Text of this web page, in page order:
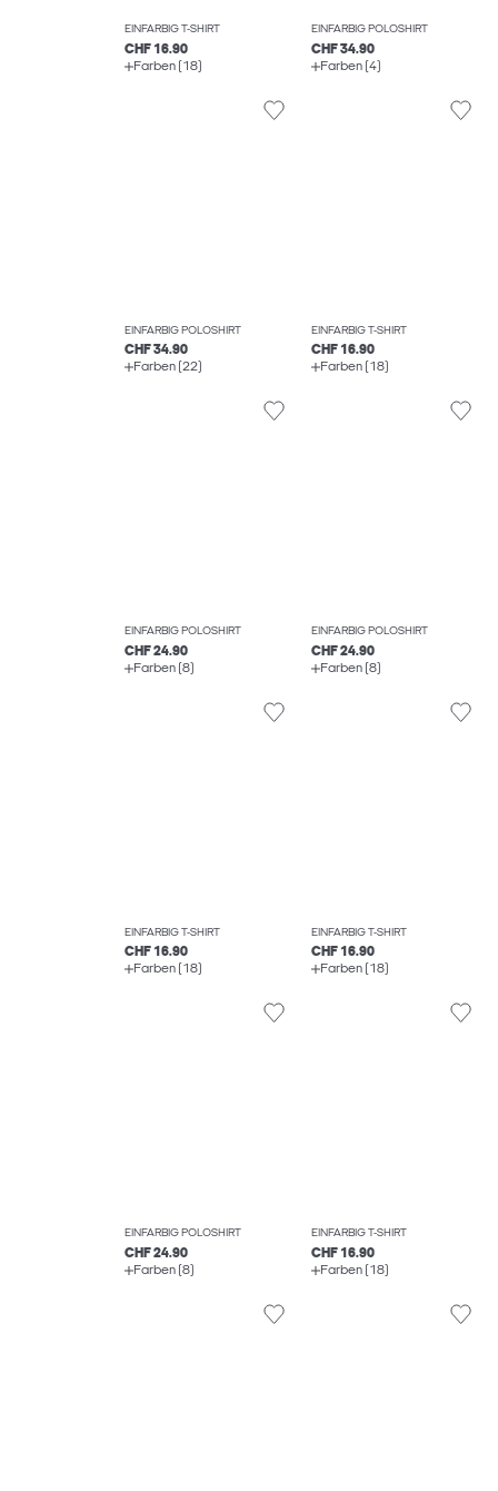
EINFARBIG T-SHIRT
CHF 16.90
Farben (18)
EINFARBIG POLOSHIRT
CHF 34.90
Farben (4)
EINFARBIG POLOSHIRT
CHF 34.90
Farben (22)
EINFARBIG T-SHIRT
CHF 16.90
Farben (18)
EINFARBIG POLOSHIRT
CHF 24.90
Farben (8)
EINFARBIG POLOSHIRT
CHF 24.90
Farben (8)
EINFARBIG T-SHIRT
CHF 16.90
Farben (18)
EINFARBIG T-SHIRT
CHF 16.90
Farben (18)
EINFARBIG POLOSHIRT
CHF 24.90
Farben (8)
EINFARBIG T-SHIRT
CHF 16.90
Farben (18)